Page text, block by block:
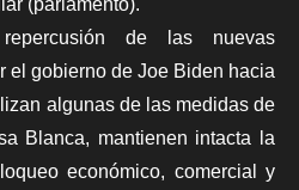
de las nuevas
el gobierno de Joe Biden hacia
algunas de las medidas de
Blanca, mantienen intacta la
económico, comercial y